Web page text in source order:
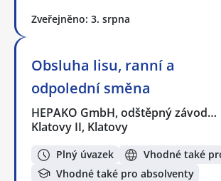
Zveřejněno: 3. srpna
Obsluha lisu, ranní a
odpolední směna
HEPAKO GmbH, odštěpný závod…
Klatovy II, Klatovy
Plný úvazek
Vhodné také
Vhodné také pro absolventy